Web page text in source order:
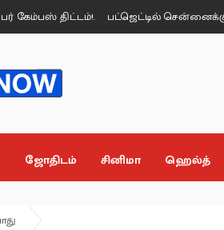
திட்டம்!. பட்ஜெட்டில் சென்னைக்கு
ஜோதிடம் சினிமா ஹெல்த்